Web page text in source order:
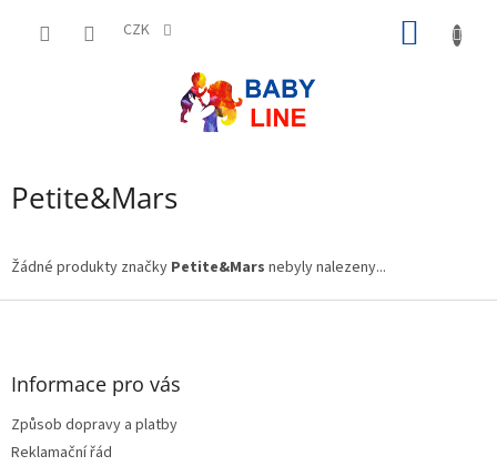
CZK
Petite&Mars
Žádné produkty značky Petite&Mars nebyly nalezeny...
Z
Informace pro vás
Způsob dopravy a platby
Reklamační řád